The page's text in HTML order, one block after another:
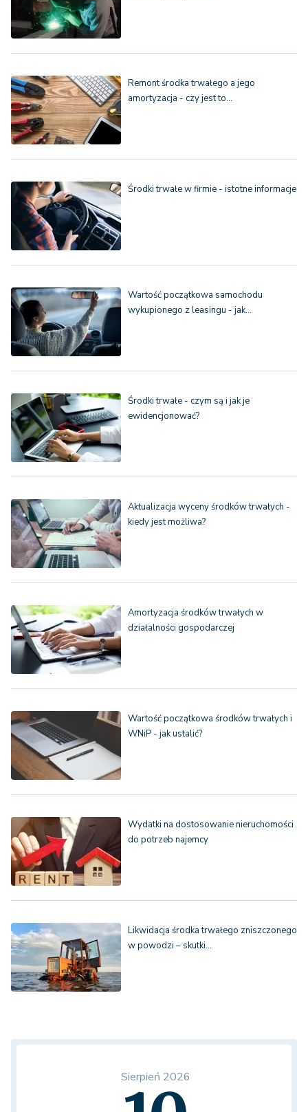
Remont środka trwałego a jego
amortyzacja - czy jest to…
Środki trwałe w firmie - istotne informacje
Wartość początkowa samochodu
wykupionego z leasingu - jak…
Środki trwałe - czym są i jak je
ewidencjonować?
Aktualizacja wyceny środków trwałych -
kiedy jest możliwa?
Amortyzacja środków trwałych w
działalności gospodarczej
Wartość początkowa środków trwałych i
WNiP - jak ustalić?
Wydatki na dostosowanie nieruchomości
do potrzeb najemcy
Likwidacja środka trwałego zniszczonego
w powodzi – skutki…
Sierpień 2026